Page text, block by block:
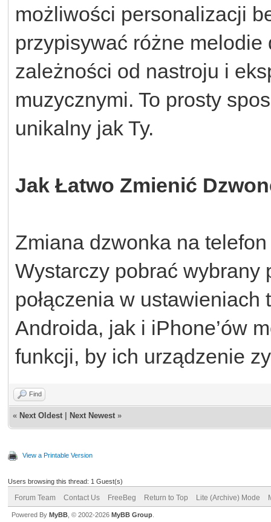
możliwości personalizacji
przypisywać różne
zależności od nastroju i
muzycznymi. To prosty
unikalny jak Ty.
Jak Łatwo Zmienić
Zmiana dzwonka na
Wystarczy pobrać wybrany
połączenia w
Androida, jak i iPhone’ów
funkcji, by ich urządzenie
Find
« Next Oldest Next Newest »
View a Printable Version
Users browsing this thread: 1 Guest(s)
Forum Team Contact Us FreeBeg Return to Top Lite (Archive) Mode
Powered By MyBB , © 2002-2026 MyBB Group